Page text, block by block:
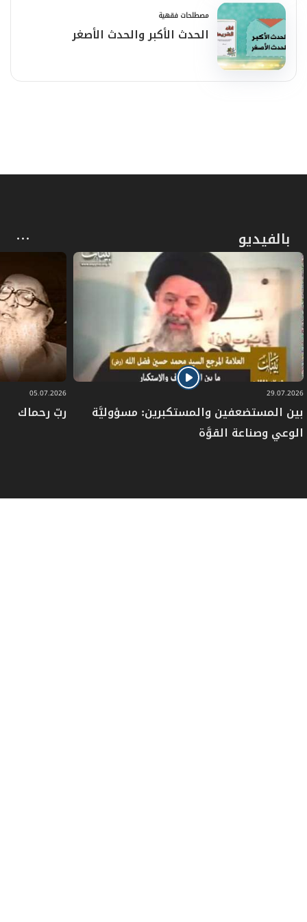
مصطلحات فقهية
الحدث الأكبر والحدث الأصغر
بالفيديو
29.07.2026
بين المستضعفين والمستكبرين: مسؤوليَّة
الوعي وصناعة القوَّة
05.07.2026
ربّ رحماك